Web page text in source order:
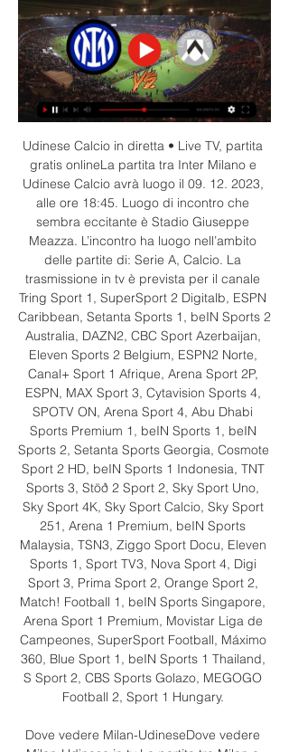
Udinese Calcio in diretta • Live TV, partita
gratis onlineLa partita tra Inter Milano e
Udinese Calcio avrà luogo il 09. 12. 2023,
alle ore 18:45. Luogo di incontro che
sembra eccitante è Stadio Giuseppe
Meazza. L’incontro ha luogo nell’ambito
delle partite di: Serie A, Calcio. La
trasmissione in tv è prevista per il canale
Tring Sport 1, SuperSport 2 Digitalb, ESPN
Caribbean, Setanta Sports 1, beIN Sports 2
Australia, DAZN2, CBC Sport Azerbaijan,
Eleven Sports 2 Belgium, ESPN2 Norte,
Canal+ Sport 1 Afrique, Arena Sport 2P,
ESPN, MAX Sport 3, Cytavision Sports 4,
SPOTV ON, Arena Sport 4, Abu Dhabi
Sports Premium 1, beIN Sports 1, beIN
Sports 2, Setanta Sports Georgia, Cosmote
Sport 2 HD, beIN Sports 1 Indonesia, TNT
Sports 3, Stöð 2 Sport 2, Sky Sport Uno,
Sky Sport 4K, Sky Sport Calcio, Sky Sport
251, Arena 1 Premium, beIN Sports
Malaysia, TSN3, Ziggo Sport Docu, Eleven
Sports 1, Sport TV3, Nova Sport 4, Digi
Sport 3, Prima Sport 2, Orange Sport 2,
Match! Football 1, beIN Sports Singapore,
Arena Sport 1 Premium, Movistar Liga de
Campeones, SuperSport Football, Máximo
360, Blue Sport 1, beIN Sports 1 Thailand,
S Sport 2, CBS Sports Golazo, MEGOGO
Football 2, Sport 1 Hungary.
Dove vedere Milan-UdineseDove vedere